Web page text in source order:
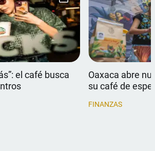
el café busca
Oaxaca abre
su café de
FINANZAS